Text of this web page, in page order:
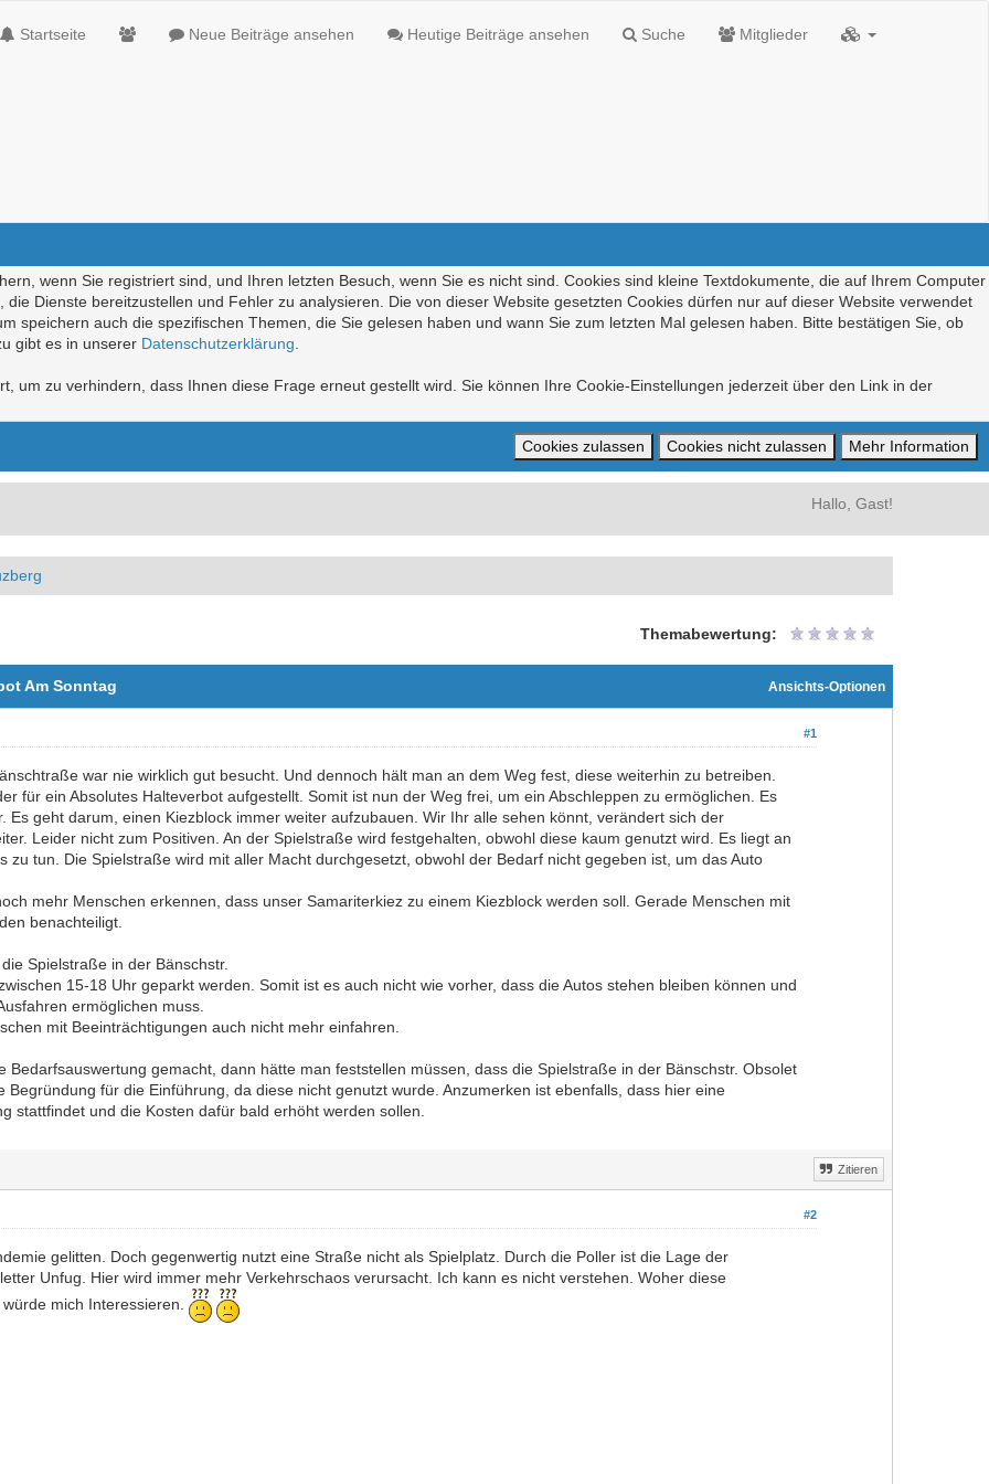
Startseite Neue Beiträge ansehen Heutige Beiträge ansehen Suche Mitglieder
wenn Sie registriert sind, und Ihren letzten Besuch, wenn Sie es nicht sind. Cookies sind kleine Textdokumente, die auf Ihrem Computer
Dienste bereitzustellen und Fehler zu analysieren. Die von dieser Website gesetzten Cookies dürfen nur auf dieser Website verwendet
speichern auch die spezifischen Themen, die Sie gelesen haben und wann Sie zum letzten Mal gelesen haben. Bitte bestätigen Sie, ob
gibt es in unserer Datenschutzerklärung
um zu verhindern, dass Ihnen diese Frage erneut gestellt wird. Sie können Ihre Cookie-Einstellungen jederzeit über den Link in der
Hallo, Gast!
Themabewertung:
Ansichts-Optionen
Am Sonntag
#1
war nie wirklich gut besucht. Und dennoch hält man an dem Weg fest, diese weiterhin zu betreiben.
für ein Absolutes Halteverbot aufgestellt. Somit ist nun der Weg frei, um ein Abschleppen zu ermöglichen. Es
Es geht darum, einen Kiezblock immer weiter aufzubauen. Wir Ihr alle sehen könnt, verändert sich der
Leider nicht zum Positiven. An der Spielstraße wird festgehalten, obwohl diese kaum genutzt wird. Es liegt an
zu tun. Die Spielstraße wird mit aller Macht durchgesetzt, obwohl der Bedarf nicht gegeben ist, um das Auto
mehr Menschen erkennen, dass unser Samariterkiez zu einem Kiezblock werden soll. Gerade Menschen mit
benachteiligt.
Spielstraße in der Bänschstr.
15-18 Uhr geparkt werden. Somit ist es auch nicht wie vorher, dass die Autos stehen bleiben können und
ermöglichen muss.
mit Beeinträchtigungen auch nicht mehr einfahren.
Bedarfsauswertung gemacht, dann hätte man feststellen müssen, dass die Spielstraße in der Bänschstr. Obsolet
Begründung für die Einführung, da diese nicht genutzt wurde. Anzumerken ist ebenfalls, dass hier eine
stattfindet und die Kosten dafür bald erhöht werden sollen.
Zitieren
#2
gelitten. Doch gegenwertig nutzt eine Straße nicht als Spielplatz. Durch die Poller ist die Lage der
Unfug. Hier wird immer mehr Verkehrschaos verursacht. Ich kann es nicht verstehen. Woher diese
mich Interessieren.